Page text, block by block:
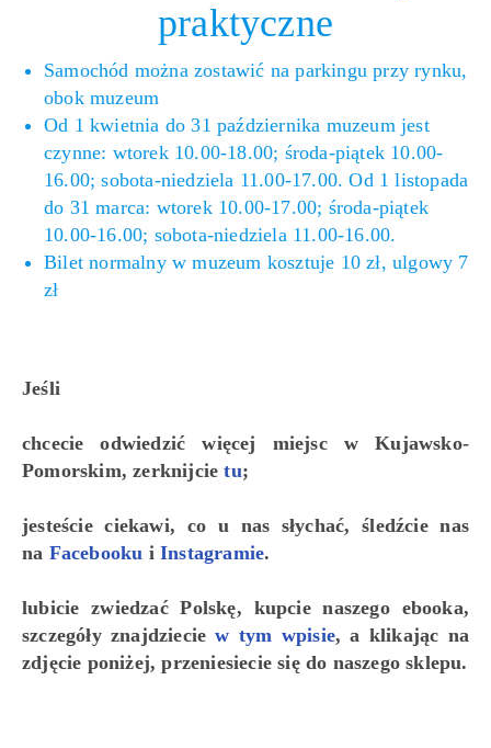
praktyczne
Samochód można zostawić na parkingu przy rynku,
obok muzeum
Od 1 kwietnia do 31 października muzeum jest
czynne: wtorek 10.00-18.00; środa-piątek 10.00-
16.00; sobota-niedziela 11.00-17.00. Od 1 listopada
do 31 marca: wtorek 10.00-17.00; środa-piątek
10.00-16.00; sobota-niedziela 11.00-16.00.
Bilet normalny w muzeum kosztuje 10 zł, ulgowy 7
zł
Jeśli
chcecie odwiedzić więcej miejsc w Kujawsko-
Pomorskim, zerknijcietu;
jesteście ciekawi, co u nas słychać, śledźcie nas
na Facebooku iInstagramie.
lubicie zwiedzać Polskę, kupcie naszego ebooka,
szczegóły znajdziecie w tym wpisie, a klikając na
zdjęcie poniżej, przeniesiecie się do naszego sklepu.